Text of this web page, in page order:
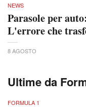
NEWS
Parasole per
L'errore che
8 AGOSTO
Ultime da
FORMULA 1